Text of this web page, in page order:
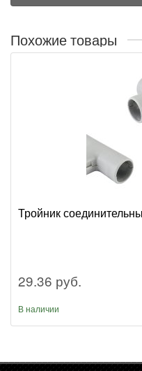
Похожие товары
Тройник
29.36 руб.
В наличии